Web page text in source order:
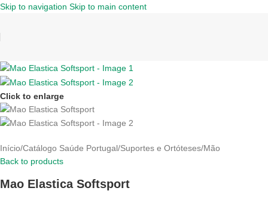
Skip to navigation Skip to main content
Click to enlarge
Início/Catálogo Saúde Portugal/Suportes e Ortóteses/Mão
Back to products
Mao Elastica Softsport